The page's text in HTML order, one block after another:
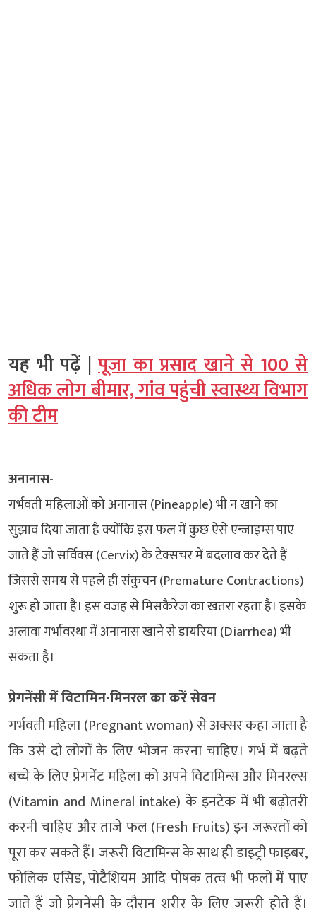
यह भी पढ़ें | पूजा का प्रसाद खाने से 100 से
अधिक लोग बीमार, गांव पहुंची स्वास्थ्य विभाग
की टीम
अनानास-
गर्भवती महिलाओं को अनानास (Pineapple) भी न खाने का
सुझाव दिया जाता है क्योंकि इस फल में कुछ ऐसे एन्जाइम्स पाए
जाते हैं जो सर्विक्स (Cervix) के टेक्सचर में बदलाव कर देते हैं
जिससे समय से पहले ही संकुचन (Premature Contractions)
शुरू हो जाता है। इस वजह से मिसकैरेज का खतरा रहता है। इसके
अलावा गर्भावस्था में अनानास खाने से डायरिया (Diarrhea) भी
सकता है।
प्रेगनेंसी में विटामिन-मिनरल का करें सेवन
गर्भवती महिला (Pregnant woman) से अक्सर कहा जाता है
कि उसे दो लोगों के लिए भोजन करना चाहिए। गर्भ में बढ़ते
बच्चे के लिए प्रेगनेंट महिला को अपने विटामिन्स और मिनरल्स
(Vitamin and Mineral intake) के इनटेक में भी बढ़ोतरी
करनी चाहिए और ताजे फल (Fresh Fruits) इन जरूरतों को
पूरा कर सकते हैं। जरूरी विटामिन्स के साथ ही डाइट्री फाइबर,
फोलिक एसिड, पोटैशियम आदि पोषक तत्व भी फलों में पाए
जाते हैं जो प्रेगनेंसी के दौरान शरीर के लिए जरूरी होते हैं।